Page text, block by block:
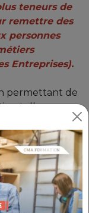
teneurs de
remettre des
personnes
Entreprises).
permettant de
telle que
leur
nous vous
durée de